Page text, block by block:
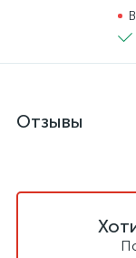
Отзывы